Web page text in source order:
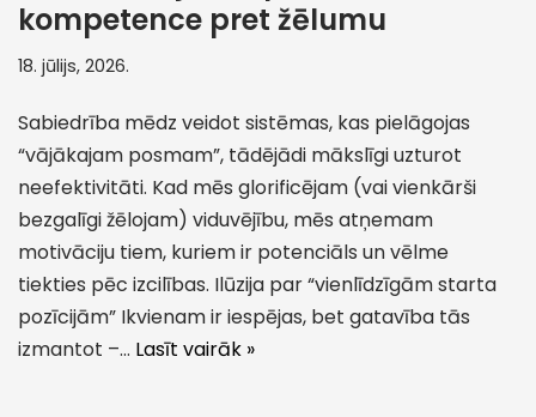
kompetence pret žēlumu
18. jūlijs, 2026.
Sabiedrība mēdz veidot sistēmas, kas pielāgojas
“vājākajam posmam”, tādējādi mākslīgi uzturot
neefektivitāti. Kad mēs glorificējam (vai vienkārši
bezgalīgi žēlojam) viduvējību, mēs atņemam
motivāciju tiem, kuriem ir potenciāls un vēlme
tiekties pēc izcilības. Ilūzija par “vienlīdzīgām starta
pozīcijām” Ikvienam ir iespējas, bet gatavība tās
izmantot –… Lasīt vairāk »